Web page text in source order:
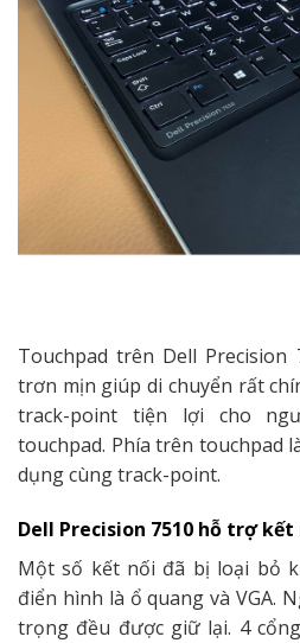
Touchpad trên Dell Precision
trơn mịn giúp di chuyển rất
track-point tiện lợi cho
touchpad. Phía trên touchpad
dụng cùng track-point.
Dell Precision 7510 hỗ trợ
Một số kết nối đã bị loại bỏ
điển hình là ổ quang và VGA.
trọng đều được giữ lại. 4